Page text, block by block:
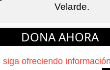
Velarde.
DONA AHORA
ofreciendo